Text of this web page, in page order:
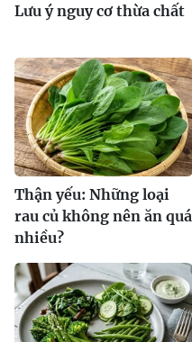
Lưu ý nguy cơ thừa chất
Thận yếu: Những loại
rau củ không nên ăn quá
nhiều?